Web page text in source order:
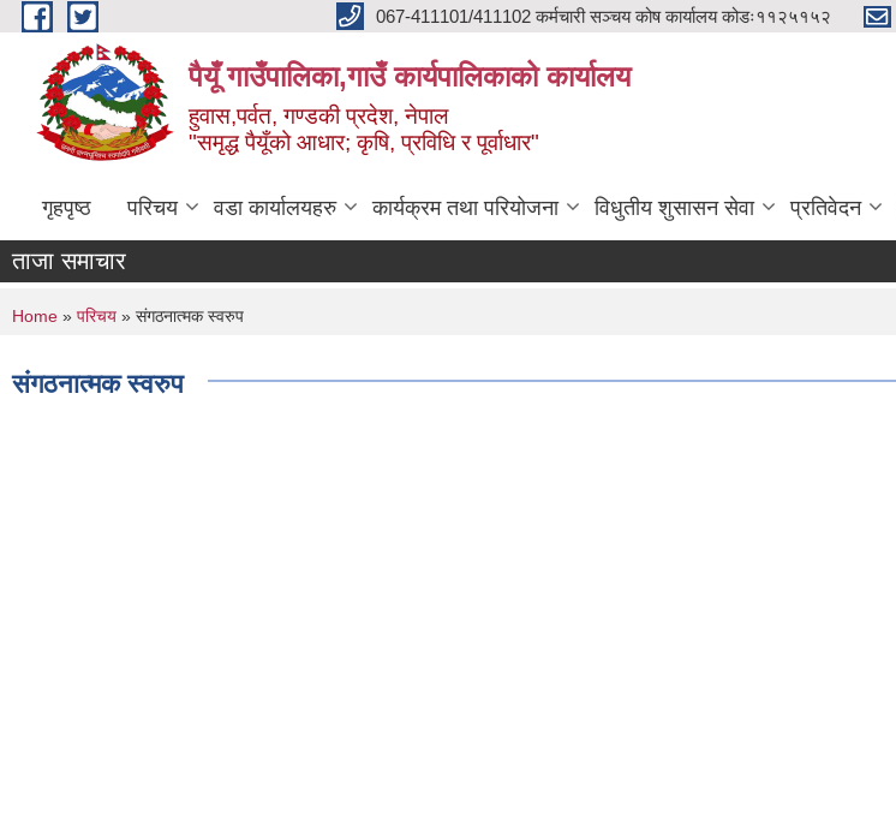
Skip to main content 067-411101/411102 कर्मचारी सञ्चय कोष कार्यालय कोडः११२५१५२
पैयूँ गाउँपालिका,गाउँ कार्यपालिकाको कार्यालय
हुवास,पर्वत, गण्डकी प्रदेश, नेपाल
"समृद्ध पैयूँको आधार; कृषि, प्रविधि र पूर्वाधार"
गृहपृष्ठ परिचय वडा कार्यालयहरु कार्यक्रम तथा परियोजना विधुतीय शुसासन सेवा प्रतिवेदन
ताजा समाचार
You are here
Home » परिचय » संगठनात्मक स्वरुप
संगठनात्मक स्वरुप